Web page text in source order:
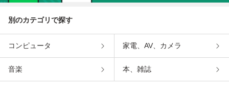
別のカテゴリで探す
コンピュータ 家電、AV、カメラ
音楽 本、雑誌